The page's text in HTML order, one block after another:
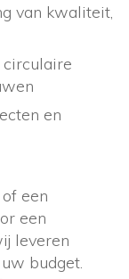
van kwaliteit,
circulaire
en
een
een
leveren
budget.